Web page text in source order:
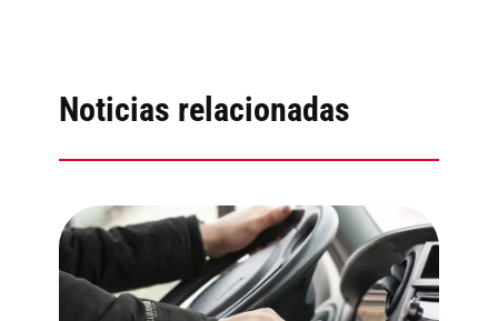
Noticias relacionadas